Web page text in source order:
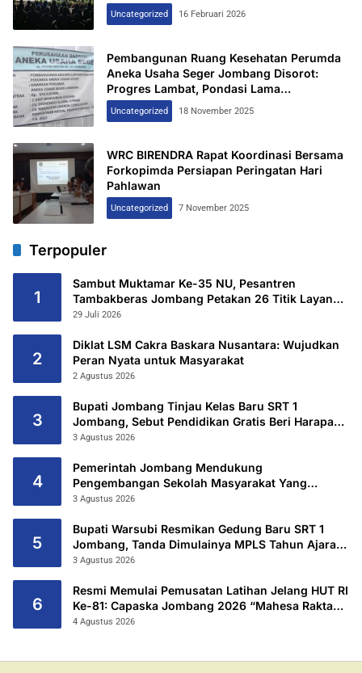
Uncategorized 16 Februari 2026
Pembangunan Ruang Kesehatan Perumda
Aneka Usaha Seger Jombang Disorot:
Progres Lambat, Pondasi Lama
Dipertahankan
Uncategorized 18 November 2025
WRC BIRENDRA Rapat Koordinasi Bersama
Forkopimda Persiapan Peringatan Hari
Pahlawan
Uncategorized 7 November 2025
Terpopuler
1
Sambut Muktamar Ke-35 NU, Pesantren
Tambakberas Jombang Petakan 26 Titik Layanan
Utama
29 Juli 2026
2
Diklat LSM Cakra Baskara Nusantara: Wujudkan
Peran Nyata untuk Masyarakat
2 Agustus 2026
3
Bupati Jombang Tinjau Kelas Baru SRT 1
Jombang, Sebut Pendidikan Gratis Beri Harapan
Baru
3 Agustus 2026
4
Pemerintah Jombang Mendukung
Pengembangan Sekolah Masyarakat Yang
Kurang Mampu Hingga Hibahkan 6,3 Hektar
3 Agustus 2026
5
Bupati Warsubi Resmikan Gedung Baru SRT 1
Jombang, Tanda Dimulainya MPLS Tahun Ajaran
2026/2027
3 Agustus 2026
6
Resmi Memulai Pemusatan Latihan Jelang HUT RI
Ke-81: Capaska Jombang 2026 “Mahesa Rakta
Garuda Yudha”.
4 Agustus 2026